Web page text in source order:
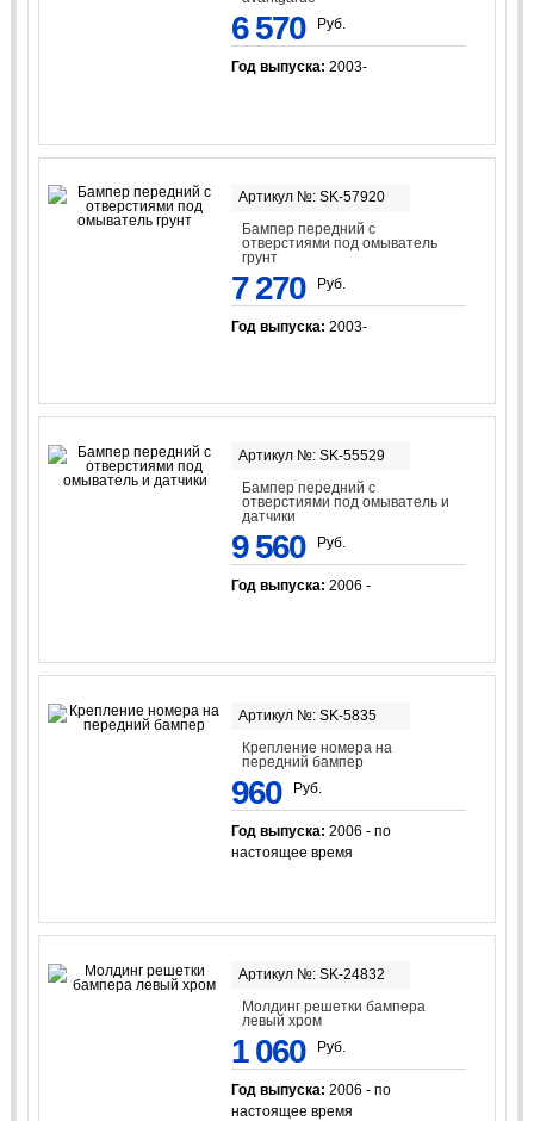
6 570 Руб.
Год выпуска: 2003-
Артикул №: SK-57920
Бампер передний с
отверстиями под омыватель
грунт
7 270 Руб.
Год выпуска: 2003-
Артикул №: SK-55529
Бампер передний с
отверстиями под омыватель и
датчики
9 560 Руб.
Год выпуска: 2006 -
Артикул №: SK-5835
Крепление номера на
передний бампер
960 Руб.
Год выпуска: 2006 - по
настоящее время
Артикул №: SK-24832
Молдинг решетки бампера
левый хром
1 060 Руб.
Год выпуска: 2006 - по
настоящее время